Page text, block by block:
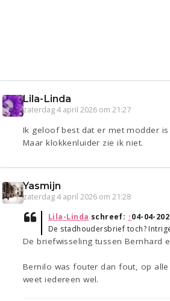
Lila-Linda
zaterdag 4 april 2026 om 21:27
Ik geloof best dat er met modder
Maar klokkenluider zie ik niet.
Yasmijn
zaterdag 4 april 2026 om 21:28
Lila-Linda schreef: ↑04-04-
De stadhoudersbrief toch?
De briefwisseling tussen Bernhard
Bernilo was fouter dan fout, op
weet iedereen wel.